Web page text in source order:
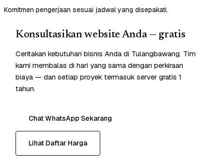
Komitmen pengerjaan sesuai jadwal yang disepakati.
Konsultasikan website Anda — gratis
Ceritakan kebutuhan bisnis Anda di Tulangbawang. Tim
kami membalas di hari yang sama dengan perkiraan
biaya — dan setiap proyek termasuk server gratis 1
tahun.
Chat WhatsApp Sekarang
Lihat Daftar Harga